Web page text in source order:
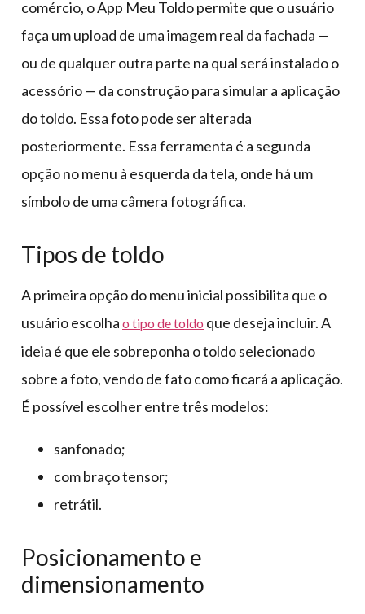
comércio, o App Meu Toldo permite que o usuário
faça um upload de uma imagem real da fachada —
ou de qualquer outra parte na qual será instalado o
acessório — da construção para simular a aplicação
do toldo. Essa foto pode ser alterada
posteriormente. Essa ferramenta é a segunda
opção no menu à esquerda da tela, onde há um
símbolo de uma câmera fotográfica.
Tipos de toldo
A primeira opção do menu inicial possibilita que o
usuário escolha o tipo de toldo que deseja incluir. A
ideia é que ele sobreponha o toldo selecionado
sobre a foto, vendo de fato como ficará a aplicação.
É possível escolher entre três modelos:
sanfonado;
com braço tensor;
retrátil.
Posicionamento e
dimensionamento